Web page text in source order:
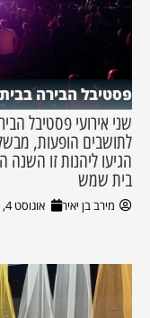
פסטיבל הבירה
שני אירועי פסטיבל
לתושבים הופעות,
הגיעו ליהנות זו
בית שמש
מירב בן יאיר אוגוסט 4, 2026